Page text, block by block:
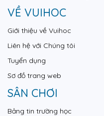
VỀ VUIHOC
Giới thiệu về Vuihoc
Liên hệ với Chúng tôi
Tuyển dụng
Sơ đồ trang web
SÂN CHƠI
Bảng tin trường học